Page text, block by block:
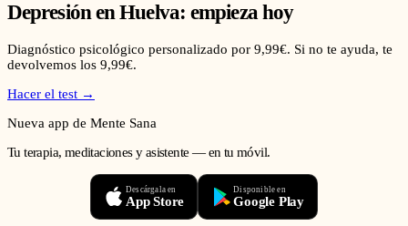
DepresiónenHuelva: empieza hoy
Diagnóstico psicológico personalizado por 9,99€. Si no te ayuda, te
devolvemos los 9,99€.
Hacer el test →
Nueva app de Mente Sana
Tu terapia, meditaciones y asistente — en tu móvil.
Descárgala en
App Store
Disponible en
Google Play